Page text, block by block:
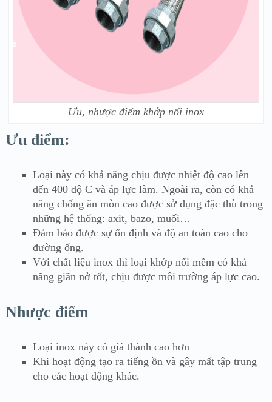
Ưu, nhược điểm khớp nối inox
Ưu điểm:
Loại này có khả năng chịu được nhiệt độ cao lên
đến 400 độ C và áp lực làm. Ngoài ra, còn có khả
năng chống ăn mòn cao được sử dụng đặc thù trong
những hệ thống: axit, bazo, muối…
Đảm bảo được sự ổn định và độ an toàn cao cho
đường ống.
Với chất liệu inox thì loại khớp nối mềm có khả
năng giãn nở tốt, chịu được môi trường áp lực cao.
Nhược điểm
Loại inox này có giá thành cao hơn
Khi hoạt động tạo ra tiếng ồn và gây mất tập trung
cho các hoạt động khác.